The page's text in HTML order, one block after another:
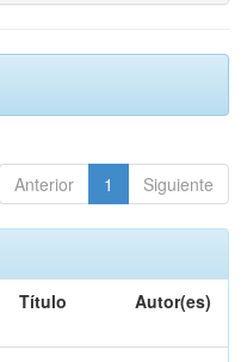
Anterior 1 Siguiente
Título Autor(es)